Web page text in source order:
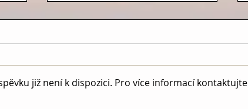
již není k dispozici. Pro více informací kontaktujte